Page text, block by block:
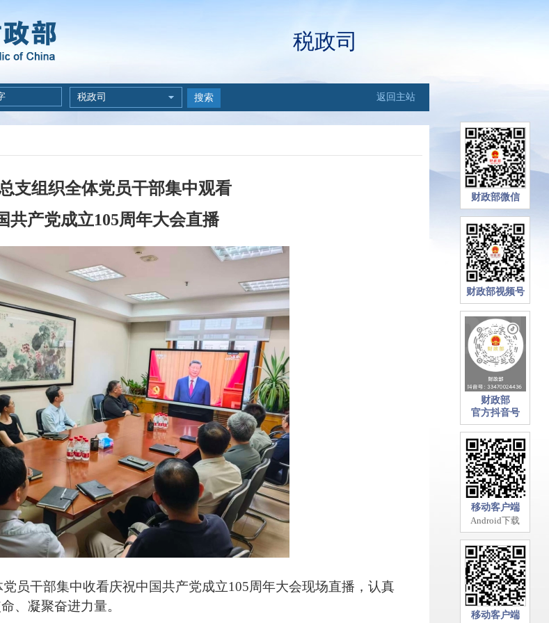
财政部微信
财政部视频号
财政部
官方抖音号
移动客户端
Android下载
移动客户端
税政司
税政司 搜索 返回主站
支组织全体党员干部集中观看
共产党成立105周年大会直播
干部集中收看庆祝中国共产党成立105周年大会现场直播，认真
、凝聚奋进力量。